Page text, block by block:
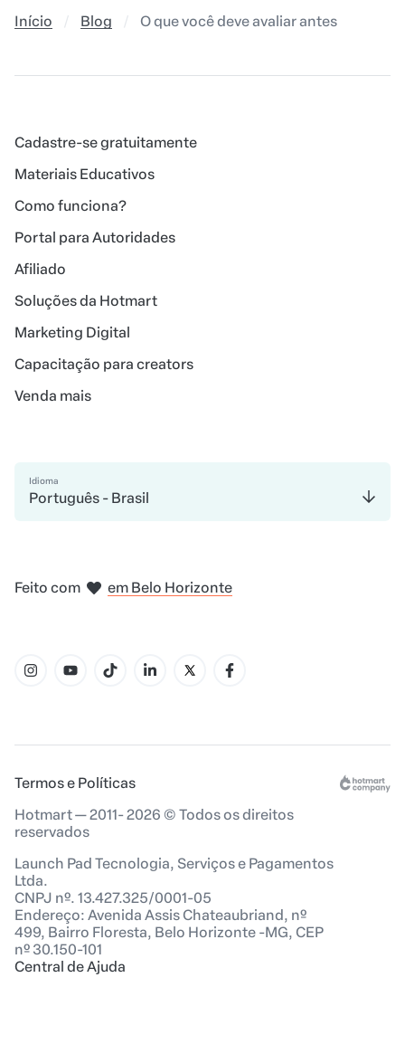
Início Blog O que você deve avaliar antes de se
Cadastre-se gratuitamente
Materiais Educativos
Como funciona?
Portal para Autoridades
Afiliado
Soluções da Hotmart
Marketing Digital
Capacitação para creators
Venda mais
Idioma
Português - Brasil
Feito com em Belo Horizonte
Termos e Políticas
Hotmart — 2011- 2026 © Todos os direitos
reservados
Launch Pad Tecnologia, Serviços e Pagamentos
Ltda.
CNPJ nº. 13.427.325/0001-05
Endereço: Avenida Assis Chateaubriand, nº
499, Bairro Floresta, Belo Horizonte -MG, CEP
nº 30.150-101
Central de Ajuda